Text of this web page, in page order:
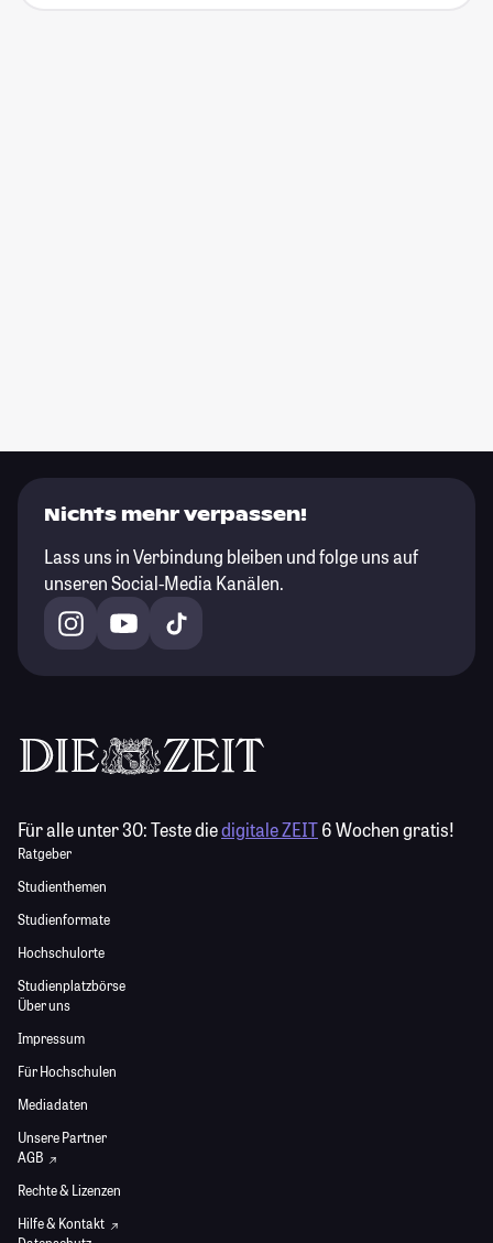
Nichts mehr verpassen!
Lass uns in Verbindung bleiben und folge uns auf
unseren Social-Media Kanälen.
Für alle unter 30:Teste diedigitale ZEIT6 Wochen gratis!
Ratgeber
Studienthemen
Studienformate
Hochschulorte
Studienplatzbörse
Über uns
Impressum
Für Hochschulen
Mediadaten
Unsere Partner
AGB
Rechte & Lizenzen
Hilfe & Kontakt